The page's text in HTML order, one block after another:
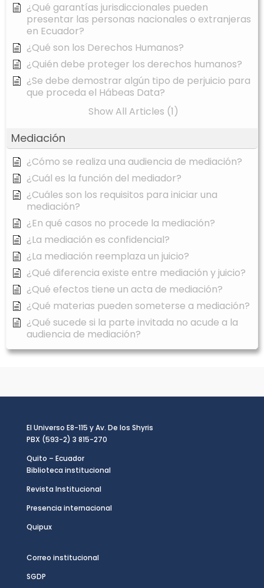
¿Qué garantías jurisdiccionales pueden
presentar las personas nacionales o extranjeras
en Ecuador?
¿Qué son los Derechos Humanos?
¿Quién debe proteger los derechos humanos?
¿Se debe demostrar algún tipo de perjuicio para
que proceda el Hábeas Data?
Show All Articles (1)
Mediación
¿Cómo se realiza una audiencia de mediación?
¿Cuál es la función del mediador?
¿Cuáles son los requisitos para iniciar una
mediación?
¿En qué casos no procede la mediación?
¿La mediación es confidencial?
¿La mediación reemplaza un juicio?
¿Qué diferencia existe entre mediación y juicio?
¿Qué efectos tiene un acta de mediación?
¿Qué materias pueden someterse a mediación?
¿Qué sucede si la parte invitada no acude a la
audiencia de mediación?
El Universo E8-115 y Av. De los Shyris
PBX (593-2) 3 815-270
Quito – Ecuador
Biblioteca institucional
Revista Institucional
Presencia internacional
Quipux
Correo institucional
SGDP